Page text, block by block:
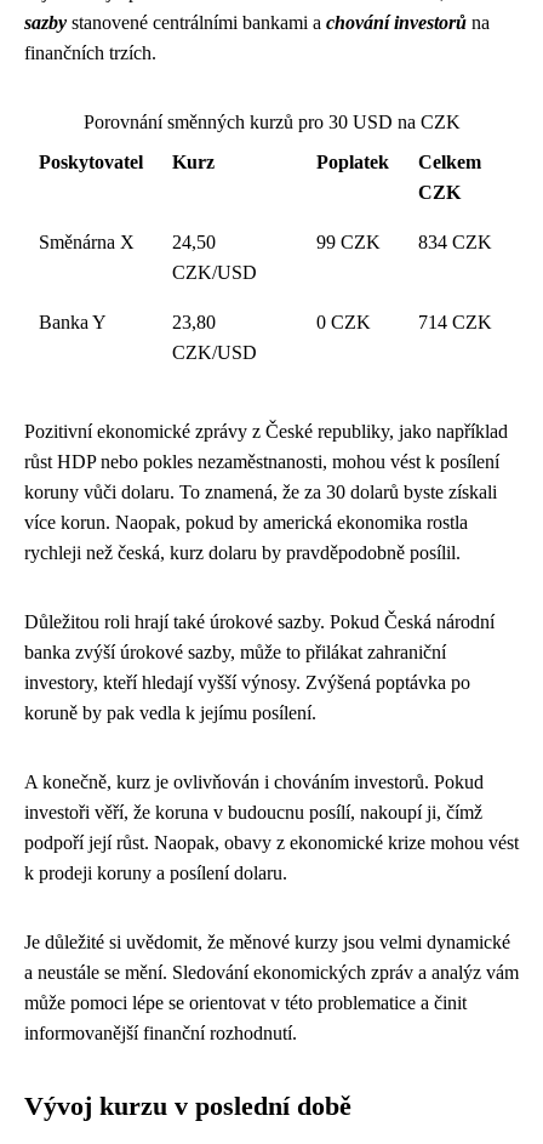
sazby stanovené centrálními bankami a chování investorů na
finančních trzích.
Porovnání směnných kurzů pro 30 USD na CZK
Poskytovatel
Kurz Poplatek
Celkem
CZK
Směnárna X
24,50
CZK/USD
99 CZK 834 CZK
Banka Y
23,80
CZK/USD
0 CZK 714 CZK
Pozitivní ekonomické zprávy z České republiky, jako například
růst HDP nebo pokles nezaměstnanosti, mohou vést k posílení
koruny vůči dolaru. To znamená, že za 30 dolarů byste získali
více korun. Naopak, pokud by americká ekonomika rostla
rychleji než česká, kurz dolaru by pravděpodobně posílil.
Důležitou roli hrají také úrokové sazby. Pokud Česká národní
banka zvýší úrokové sazby, může to přilákat zahraniční
investory, kteří hledají vyšší výnosy. Zvýšená poptávka po
koruně by pak vedla k jejímu posílení.
A konečně, kurz je ovlivňován i chováním investorů. Pokud
investoři věří, že koruna v budoucnu posílí, nakoupí ji, čímž
podpoří její růst. Naopak, obavy z ekonomické krize mohou vést
k prodeji koruny a posílení dolaru.
Je důležité si uvědomit, že měnové kurzy jsou velmi dynamické
a neustále se mění. Sledování ekonomických zpráv a analýz vám
může pomoci lépe se orientovat v této problematice a činit
informovanější finanční rozhodnutí.
Vývoj kurzu v poslední době